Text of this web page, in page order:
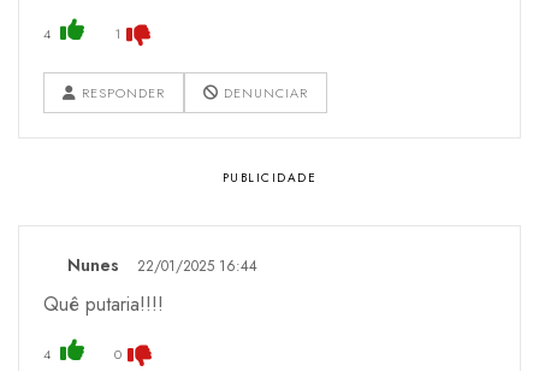
4 1
RESPONDER DENUNCIAR
Nunes 22/01/2025 16:44
Quê putaria!!!!
4 0